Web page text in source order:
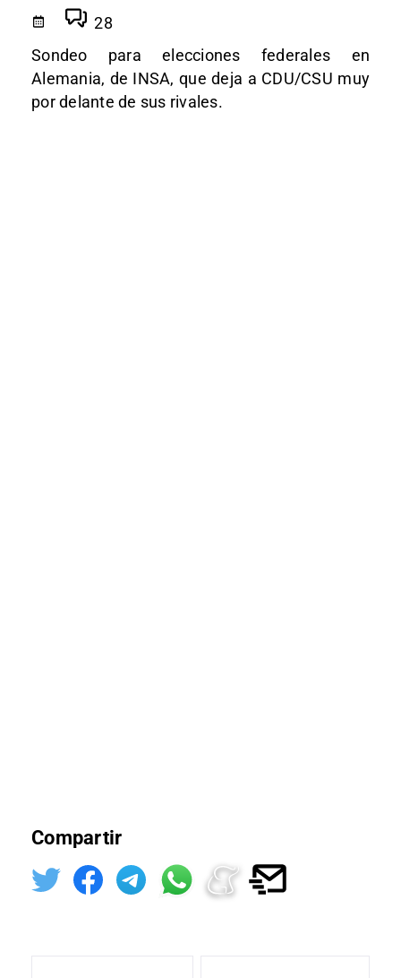
28
Sondeo para elecciones federales en
Alemania, de INSA, que deja a CDU/CSU muy
por delante de sus rivales.
Compartir